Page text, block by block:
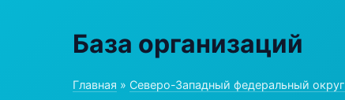
База организаций
Главная » Северо-Западный федеральный округ